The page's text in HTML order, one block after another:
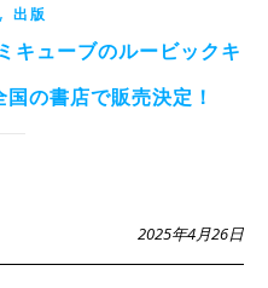
, 出版
キューブのルービックキ
の書店で販売決定！
2025年4月26日